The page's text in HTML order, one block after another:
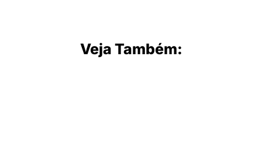
Veja Também: